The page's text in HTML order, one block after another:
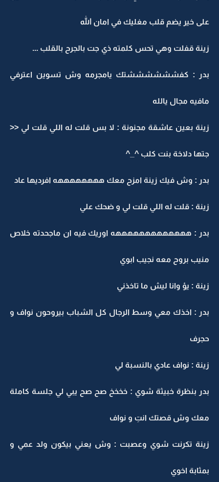
على خير يضم قلب مغليك في امان الله
زينة قفلت وهي تحس كلمته ذي جت بالجرح بالقلب ...
بدر : كفششششششتك يامجرمه وش تسوين اعترفي
مافيه مجال يالله
زينة بعين عاشقة مجنونة : لا بس قلت له اللي قلت لي <<
جتها دلاخة بنت كلب ^_^
بدر : وش فيك زينة امزح معك ههههههههه افرديها عاد
زينة : قلت له اللي قلت لي و ضحك علي
بدر : هههههههههههههه اوريك فيه ان ماجحدته خلاص
منيب بروح معه نجيب ابوي
زينة : يؤ وانا ليش ما تاخذني
بدر : اخذك معي وسط الرجال كل الشباب بيروحون نواف و
حجرف
زينة : نواف عادي بالنسبة لي
بدر بنظرة خبيثة شوي : خخخخ صح صح يبي لي جلسة كاملة
معك وش قصتك انتِ و نواف
زينة تكرنت شوي وعصبت : وش يعني بيكون ولد عمي و
بمثابة اخوي